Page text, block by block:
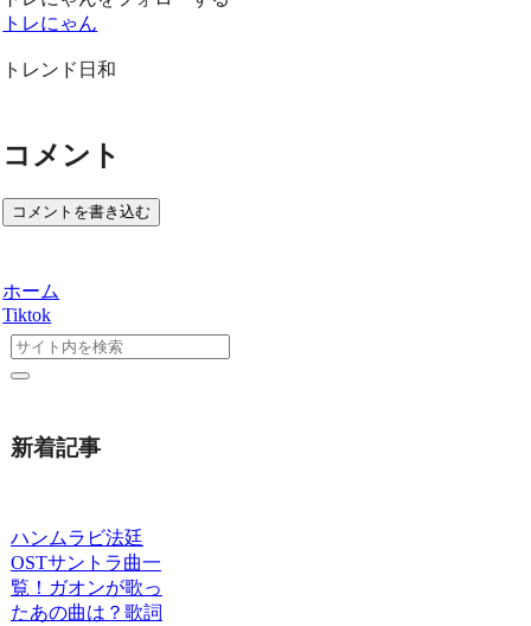
トレにゃん
トレンド日和
コメント
コメントを書き込む
ホーム
Tiktok
新着記事
ハンムラビ法廷
OSTサントラ曲一
覧！ガオンが歌っ
たあの曲は？歌詞